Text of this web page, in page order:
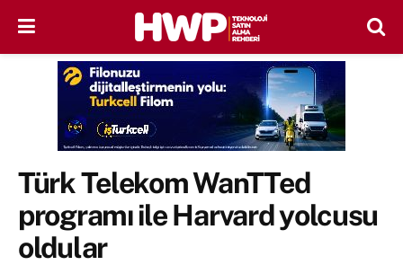
Türk Telekom WanTTed
programı ile Harvard yolcusu
oldular